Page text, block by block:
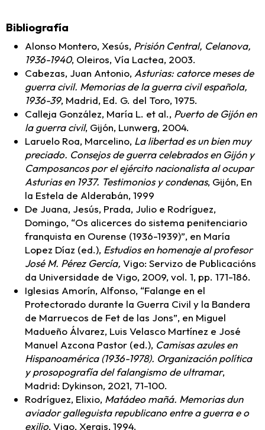
Bibliografía
Alonso Montero, Xesús, Prisión Central, Celanova,
1936-1940, Oleiros, Vía Lactea, 2003.
Cabezas, Juan Antonio, Asturias: catorce meses de
guerra civil. Memorias de la guerra civil española,
1936-39, Madrid, Ed. G. del Toro, 1975.
Calleja González, María L. et al., Puerto de Gijón en
la guerra civil, Gijón, Lunwerg, 2004.
Laruelo Roa, Marcelino, La libertad es un bien muy
preciado. Consejos de guerra celebrados en Gijón y
Camposancos por el ejército nacionalista al ocupar
Asturias en 1937. Testimonios y condenas, Gijón, En
la Estela de Alderabán, 1999
De Juana, Jesús, Prada, Julio e Rodríguez,
Domingo, “Os alicerces do sistema penitenciario
franquista en Ourense (1936-1939)”, en María
Lopez Díaz (ed.), Estudios en homenaje al profesor
José M. Pérez Gercía, Vigo: Servizo de Publicacións
da Universidade de Vigo, 2009, vol. 1, pp. 171-186.
Iglesias Amorín, Alfonso, “Falange en el
Protectorado durante la Guerra Civil y la Bandera
de Marruecos de Fet de las Jons”, en Miguel
Madueño Álvarez, Luis Velasco Martínez e José
Manuel Azcona Pastor (ed.), Camisas azules en
Hispanoamérica (1936-1978). Organización política
y prosopografía del falangismo de ultramar,
Madrid: Dykinson, 2021, 71-100.
Rodríguez, Elixio, Matádeo mañá. Memorias dun
aviador galleguista republicano entre a guerra e o
exilio, Vigo, Xerais, 1994.